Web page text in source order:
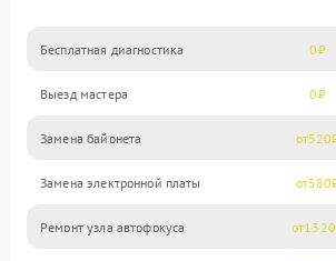
Бесплатная диагностика 0
Выезд мастера 0
Замена байонета 520
Замена электронной платы 580
Ремонт узла автофокуса 1320